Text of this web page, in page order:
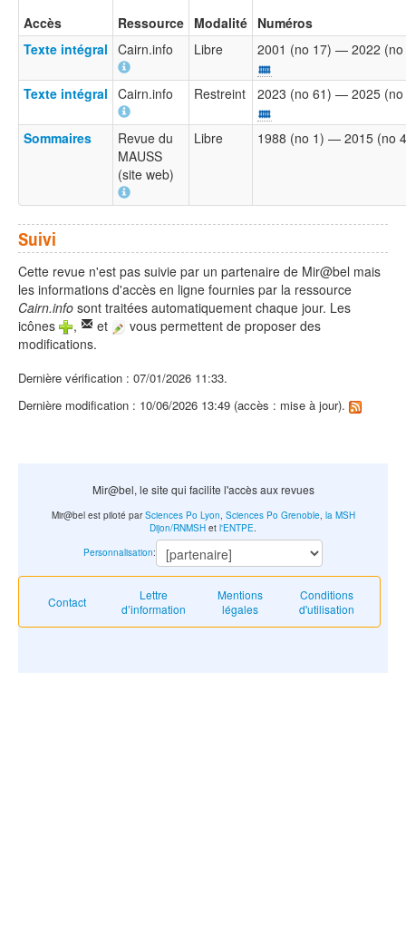
Accès Ressource Modalité Numéros
Texte intégral Cairn.info Libre 2001 (no 17) — 2022 (no
Texte intégral Cairn.info Restreint 2023 (no 61) — 2025 (no
Sommaires
Revue du
MAUSS
(site web)
Libre 1988 (no 1) — 2015 (no
Suivi
Cette revue n'est pas suivie par un partenaire de Mir@bel mais
les informations d'accès en ligne fournies par la ressource
Cairn.info sont traitées automatiquement chaque jour. Les
icônes
, et
vous permettent de proposer des
modifications.
Dernière vérification : 07/01/2026 11:33.
Dernière modification : 10/06/2026 13:49 (accès : mise à jour).
Mir@bel, le site qui facilite l'accès aux revues
Contact
Lettre
d’information
Mentions
légales
Conditions
d'utilisation
Mir@bel est piloté parSciences Po Lyon, Sciences Po Grenoble, la MSH
Dijon/RNMSH et l'ENTPE.
Personnalisation: